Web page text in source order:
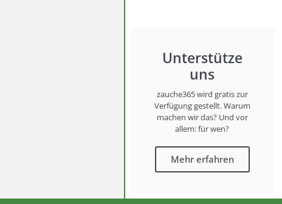
Unterstütze
uns
zauche365 wird gratis zur
Verfügung gestellt. Warum
machen wir das? Und vor
allem: für wen?
Mehr erfahren